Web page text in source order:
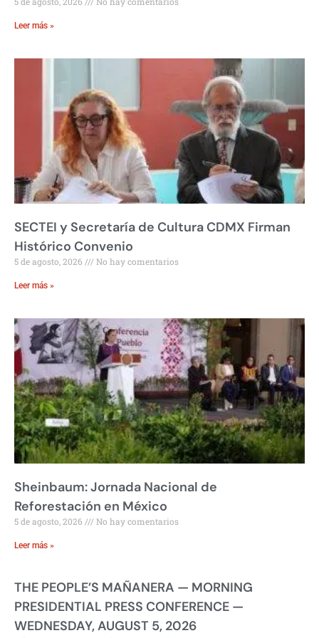
Leer más »
SECTEI y Secretaría de Cultura CDMX Firman
Histórico Convenio
5 de agosto, 2026 No hay comentarios
Leer más »
Sheinbaum: Jornada Nacional de
Reforestación en México
5 de agosto, 2026 No hay comentarios
Leer más »
THE PEOPLE’S MAÑANERA — MORNING
PRESIDENTIAL PRESS CONFERENCE —
WEDNESDAY, AUGUST 5, 2026